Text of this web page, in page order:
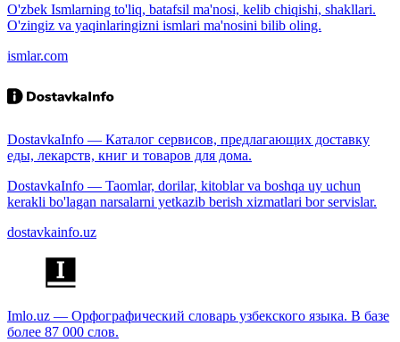
O'zbek Ismlarning to'liq, batafsil ma'nosi, kelib chiqishi, shakllari.
O'zingiz va yaqinlaringizni ismlari ma'nosini bilib oling.
ismlar.com
DostavkaInfo — Каталог сервисов, предлагающих доставку
еды, лекарств, книг и товаров для дома.
DostavkaInfo — Taomlar, dorilar, kitoblar va boshqa uy uchun
kerakli bo'lagan narsalarni yetkazib berish xizmatlari bor servislar.
dostavkainfo.uz
Imlo.uz — Орфографический словарь узбекского языка. В базе
более 87 000 слов.